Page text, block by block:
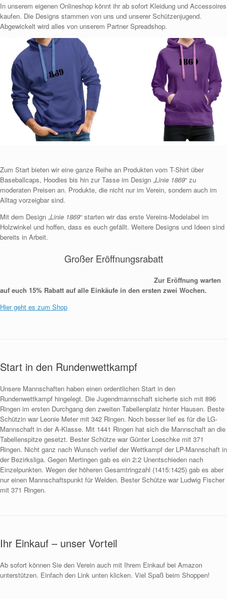
In unserem eigenen Onlineshop könnt ihr ab sofort Kleidung und Accessoires
kaufen. Die Designs stammen von uns und unserer Schützenjugend.
Abgewickelt wird alles von unserem Partner Spreadshop.
Zum Start bieten wir eine ganze Reihe an Produkten vom T-Shirt über
Baseballcaps, Hoodies bis hin zur Tasse im Design „Linie 1869“ zu
moderaten Preisen an. Produkte, die nicht nur im Verein, sondern auch im
Alltag vorzeigbar sind.
Mit dem Design „Linie 1869“ starten wir das erste Vereins-Modelabel im
Holzwinkel und hoffen, dass es euch gefällt. Weitere Designs und Ideen sind
bereits in Arbeit.
Großer Eröffnungsrabatt
Zur Eröffnung warten
auf euch 15% Rabatt auf alle Einkäufe in den ersten zwei Wochen.
Hier geht es zum Shop
Start in den Rundenwettkampf
Unsere Mannschaften haben einen ordentlichen Start in den
Rundenwettkampf hingelegt. Die Jugendmannschaft sicherte sich mit 896
Ringen im ersten Durchgang den zweiten Tabellenplatz hinter Hausen. Beste
Schützin war Leonie Meter mit 342 Ringen. Noch besser lief es für die LG-
Mannschaft in der A-Klasse. Mit 1441 Ringen hat sich die Mannschaft an die
Tabellenspitze gesetzt. Bester Schütze war Günter Loeschke mit 371
Ringen. Nicht ganz nach Wunsch verlief der Wettkampf der LP-Mannschaft in
der Bezirksliga. Gegen Mertingen gab es ein 2:2 Unentschieden nach
Einzelpunkten. Wegen der höheren Gesamtringzahl (1415:1425) gab es aber
nur einen Mannschaftspunkt für Welden. Bester Schütze war Ludwig Fischer
mit 371 Ringen.
Ihr Einkauf – unser Vorteil
Ab sofort können Sie den Verein auch mit Ihrem Einkauf bei Amazon
unterstützen. Einfach den Link unten klicken. Viel Spaß beim Shoppen!